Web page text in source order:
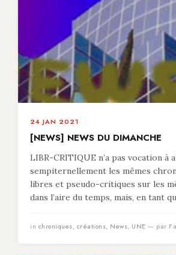
24 JAN 2021
[NEWS] NEWS DU DIMANCHE
LIBR-CRITIQUE n’a pas vocation à
sempiternellement les mêmes
libres et pseudo-critiques sur les
dans l’aire du temps, mais, en tant
in chroniques, créations, News, UNE — par